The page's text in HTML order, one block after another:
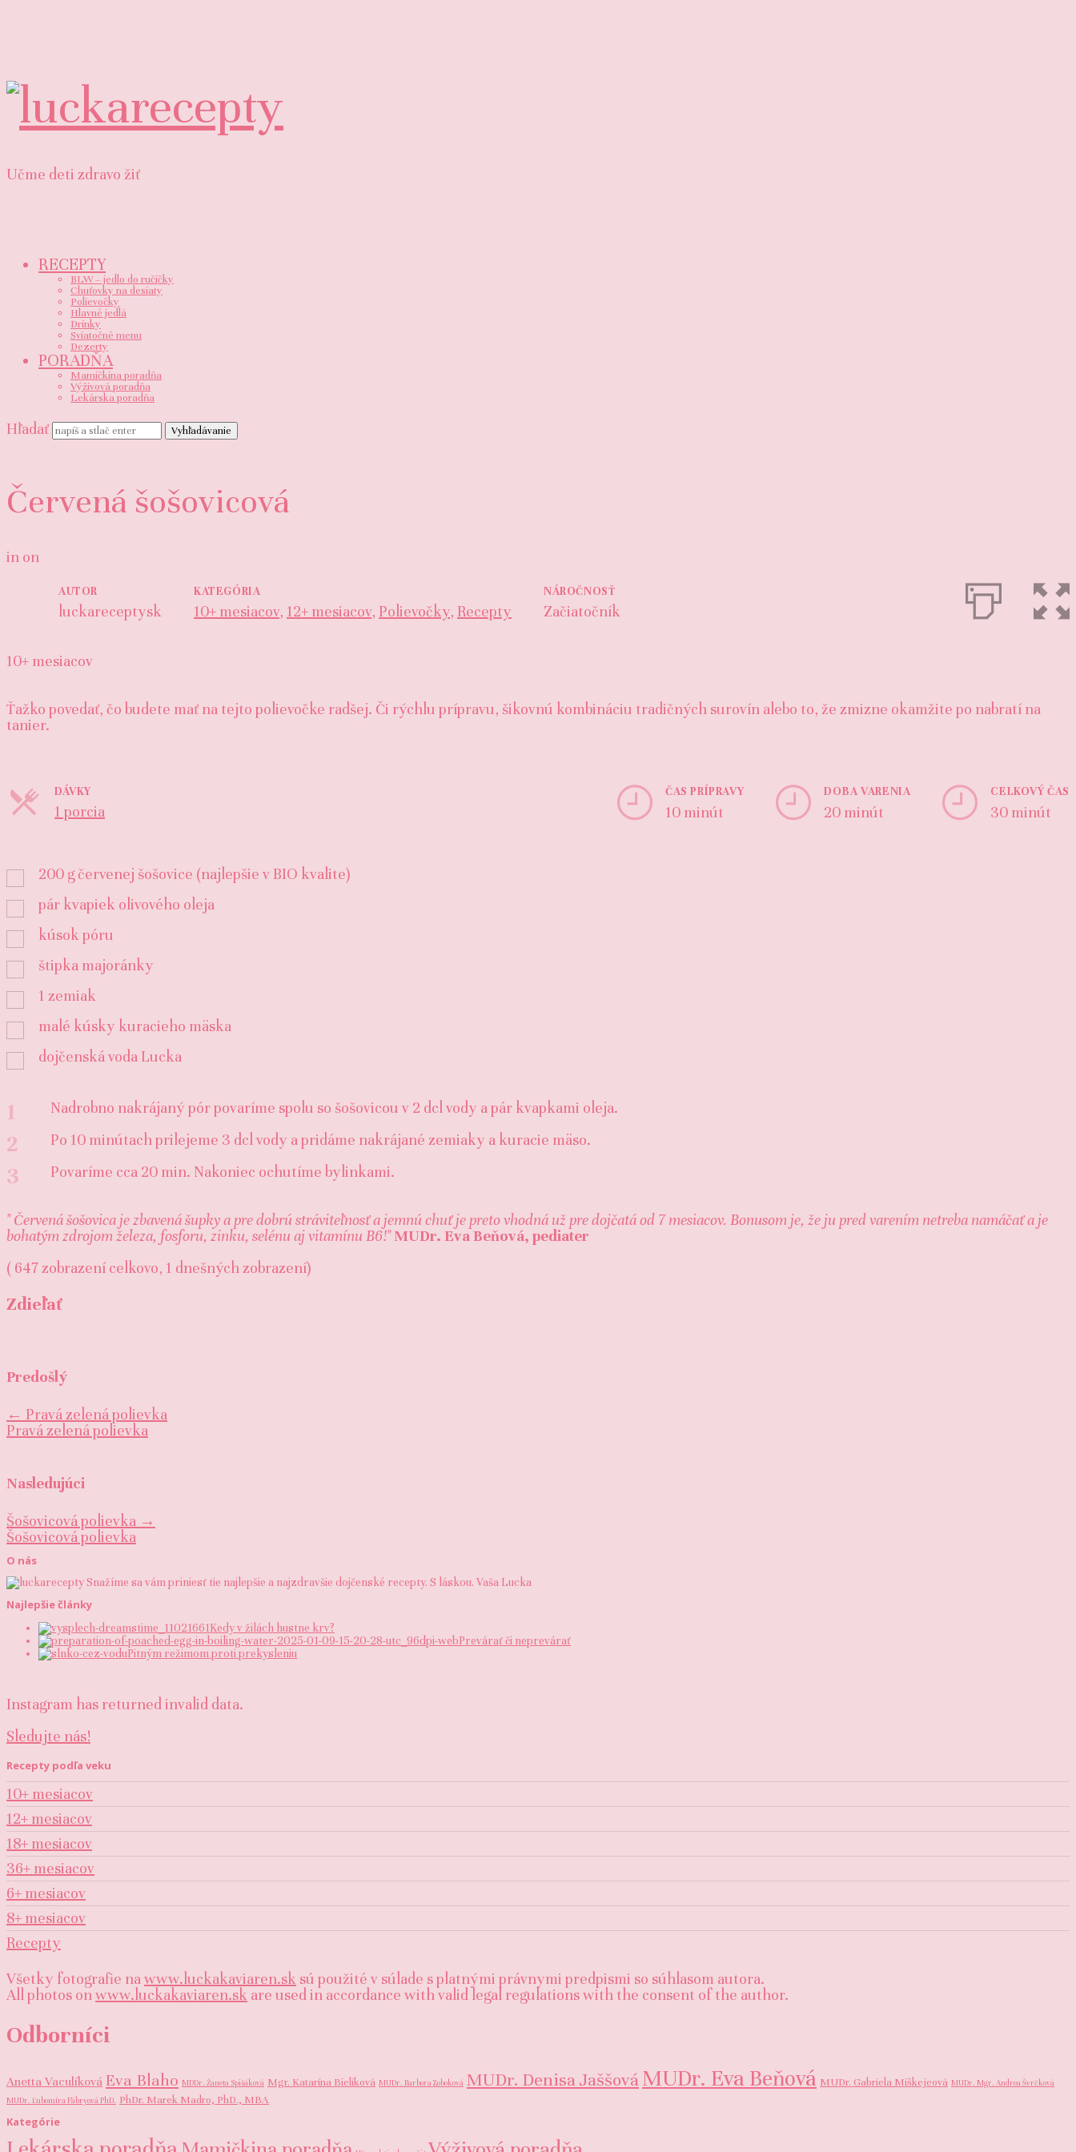
luckarecepty
Učme deti zdravo žiť
RECEPTY
BLW – jedlo do ručičky
Chuťovky na desiaty
Polievočky
Hlavné jedlá
Drinky
Sviatočné menu
Dezerty
PORADŇA
Mamičkina poradňa
Výživová poradňa
Lekárska poradňa
Hľadať
Červená šošovicová
in on
AUTOR
luckareceptysk
KATEGÓRIA
10+ mesiacov, 12+ mesiacov, Polievočky, Recepty
NÁROČNOSŤ
Začiatočník
10+ mesiacov
Ťažko povedať, čo budete mať na tejto polievočke radšej. Či rýchlu prípravu, šikovnú kombináciu tradičných surovín alebo to, že zmizne okamžite po nabratí na
tanier.
DÁVKY
1 porcia
ČAS PRÍPRAVY
10 minút
DOBA VARENIA
20 minút
CELKOVÝ ČAS
30 minút
200 gčervenej šošovice (najlepšie v BIO kvalite)
pár kvapiek olivového oleja
kúsok póru
štipka majoránky
1 zemiak
malé kúsky kuracieho mäska
dojčenská voda Lucka
1 Nadrobno nakrájaný pór povaríme spolu so šošovicou v 2 dcl vody a pár kvapkami oleja.
2 Po 10 minútach prilejeme 3 dcl vody a pridáme nakrájané zemiaky a kuracie mäso.
3 Povaríme cca 20 min. Nakoniec ochutíme bylinkami.
" Červená šošovica je zbavená šupky a pre dobrú stráviteľnosť a jemnú chuť je preto vhodná už pre dojčatá od 7 mesiacov. Bonusom je, že ju pred varením netreba namáčať a je
bohatým zdrojom železa, fosforu, zinku, selénu aj vitamínu B6!"MUDr. Eva Beňová, pediater
( 647 zobrazení celkovo, 1 dnešných zobrazení)
Zdieľať
Predošlý
← Pravá zelená polievka
Pravá zelená polievka
Nasledujúci
Šošovicová polievka →
Šošovicová polievka
O nás
Snažíme sa vám priniesť tie najlepšie a najzdravšie dojčenské recepty. S láskou. Vaša Lucka
Najlepšie články
Kedy v žilách hustne krv?
Prevárať či neprevárať
Pitným režimom proti prekysleniu
Instagram has returned invalid data.
Sledujte nás!
Recepty podľa veku
10+ mesiacov
12+ mesiacov
18+ mesiacov
36+ mesiacov
6+ mesiacov
8+ mesiacov
Recepty
Všetky fotografie nawww.luckakaviaren.sk sú použité v súlade s platnými právnymi predpismi so súhlasom autora.
All photos onwww.luckakaviaren.sk are used in accordance with valid legal regulations with the consent of the author.
Odborníci
Anetta Vaculíková Eva Blaho MDDr. Žaneta Spišáková Mgr. Katarína Bieliková MUDr. Barbora Zoboková MUDr. Denisa JaššováMUDr. Eva Beňová MUDr. Gabriela Miškejeová MUDr. Mgr. Andrea Švrčková
MUDr. Ľubomíra Fábryová PhD. PhDr. Marek Madro, PhD., MBA
Kategórie